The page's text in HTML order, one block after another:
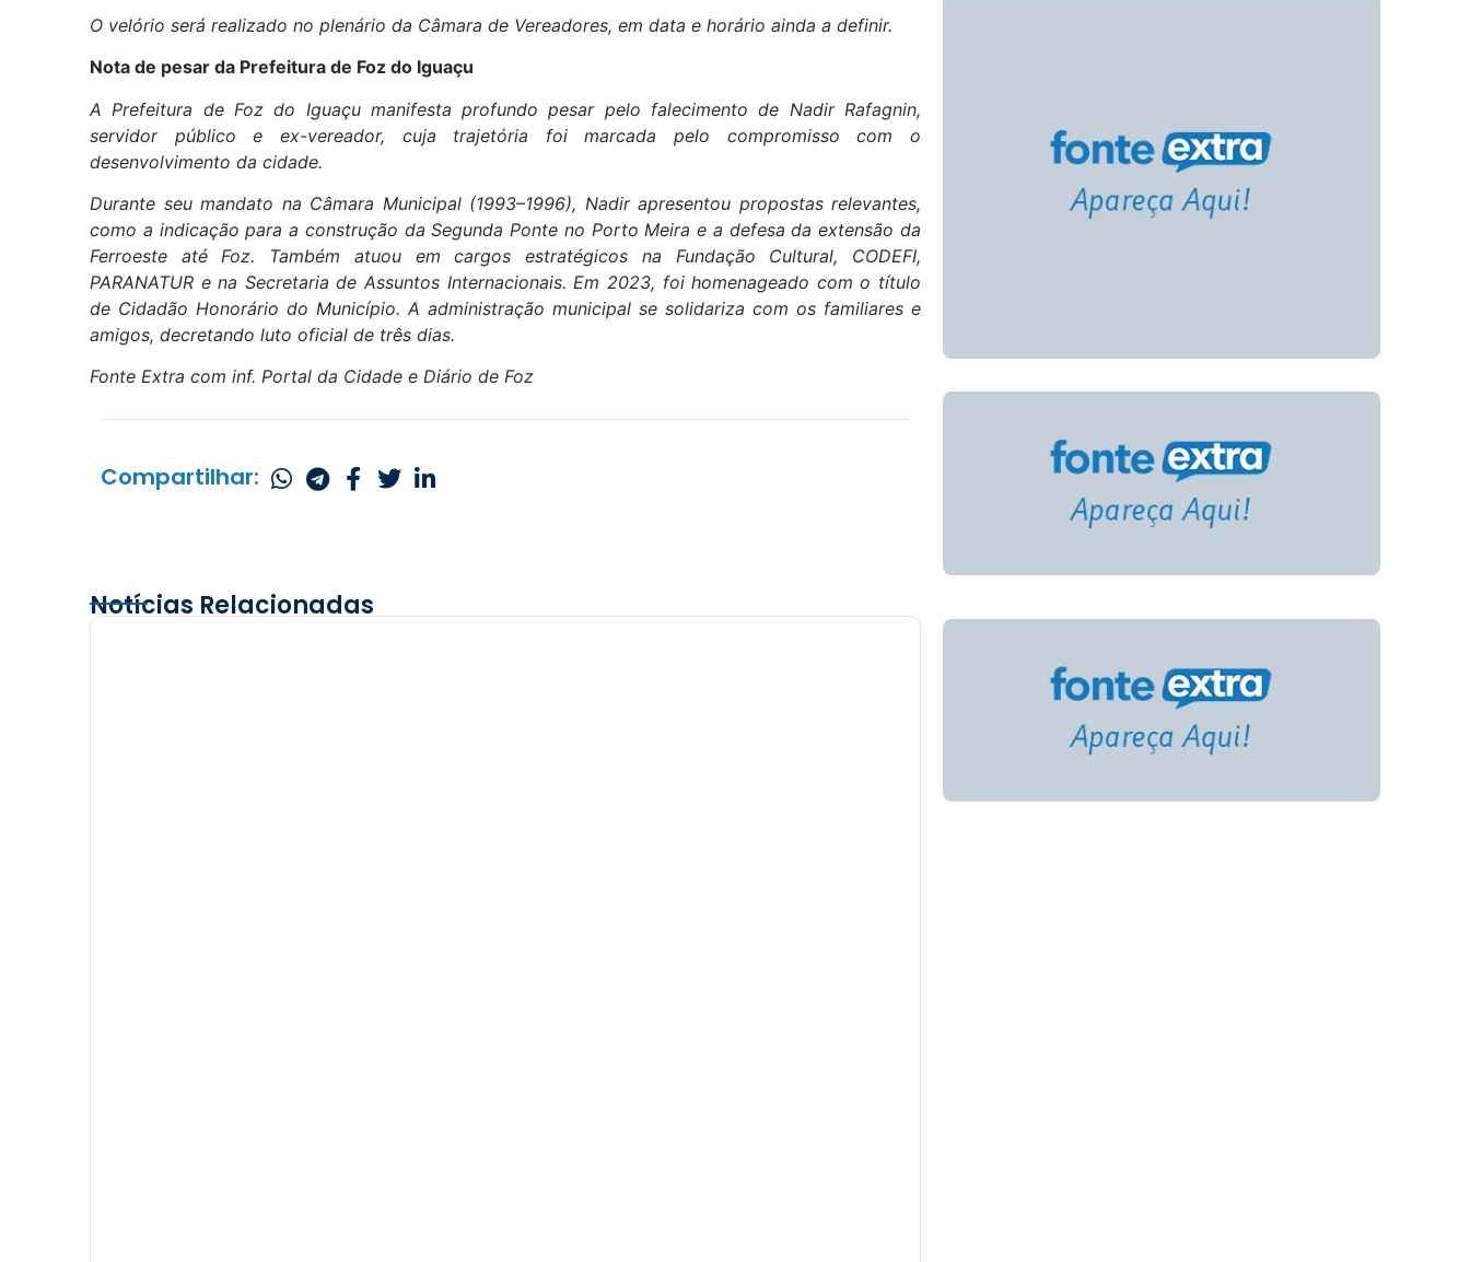
O velório será realizado no plenário da Câmara de Vereadores, em data e horário ainda a definir.
Nota de pesar da Prefeitura de Foz do Iguaçu
A Prefeitura de Foz do Iguaçu manifesta profundo pesar pelo falecimento de Nadir Rafagnin,
servidor público e ex-vereador, cuja trajetória foi marcada pelo compromisso com o
desenvolvimento da cidade.
Durante seu mandato na Câmara Municipal (1993–1996), Nadir apresentou propostas relevantes,
como a indicação para a construção da Segunda Ponte no Porto Meira e a defesa da extensão da
Ferroeste até Foz. Também atuou em cargos estratégicos na Fundação Cultural, CODEFI,
PARANATUR e na Secretaria de Assuntos Internacionais. Em 2023, foi homenageado com o título
de Cidadão Honorário do Município. A administração municipal se solidariza com os familiares e
amigos, decretando luto oficial de três dias.
Fonte Extra com inf. Portal da Cidade e Diário de Foz
Compartilhar:
Notícias Relacionadas